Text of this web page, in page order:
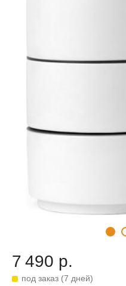
7 490 р.
под заказ (7 дней)